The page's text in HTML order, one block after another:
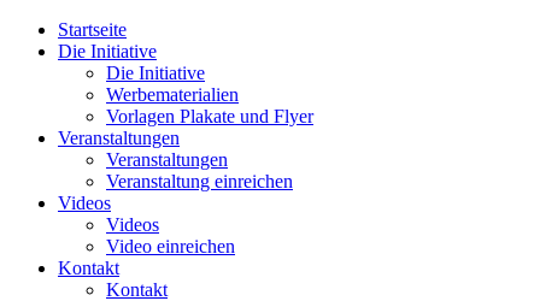
Startseite
Die Initiative
Die Initiative
Werbematerialien
Vorlagen Plakate und Flyer
Veranstaltungen
Veranstaltungen
Veranstaltung einreichen
Videos
Videos
Video einreichen
Kontakt
Kontakt